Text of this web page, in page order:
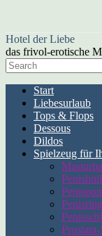
Hotel der Liebe
das frivol-erotische
Start
Liebesurlaub
Tops & Flops
Dessous
Dildos
Spielzeug für